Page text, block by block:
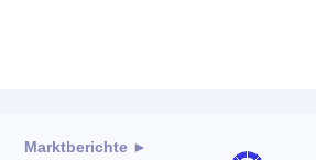
Marktberichte ►